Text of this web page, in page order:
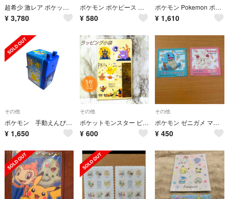
超希少 激レア ポケットモンスター ダイヤモンド・パール ジェル手帳 当時物
¥ 3,780
ポケモン ポケピース ぽち袋 お年玉袋 3枚入り×2種
¥ 580
ポケモン Pokemon ポケモンスクール 下敷き カビゴン ニンフィア ヌオー
¥ 1,610
その他
ポケモン 手動えんぴつ削り(中古)
¥ 1,650
その他
ポケットモンスター ピカチュウ ハロウィン ラッピング 小袋 5枚入 金シール付
¥ 600
その他
ポケモン ゼニガメ マホイップ ステッカー 31
¥ 450